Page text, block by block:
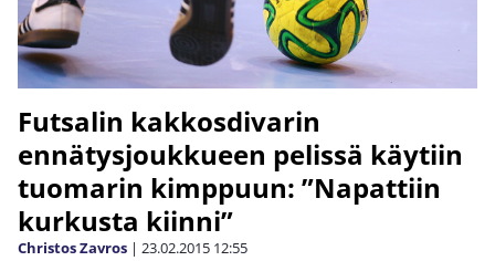
Futsalin kakkosdivarin
ennätysjoukkueen pelissä käytiin
tuomarin kimppuun: ”Napattiin
kurkusta kiinni”
Christos Zavros | 23.02.2015 12:55